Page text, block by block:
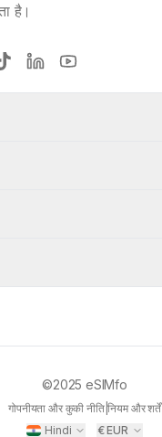
है।
©2025 eSIMfo
गोपनीयता और कुकी नीति|नियम और शर्तें
Hindi
€EUR